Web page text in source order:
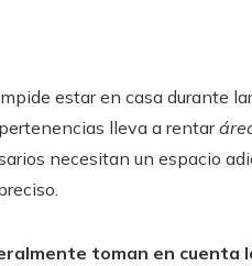
estar en casa durante
lleva a rentar
necesitan un espacio
toman en cuenta